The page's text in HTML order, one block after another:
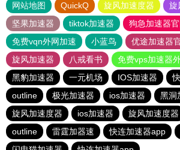
网站地图 QuickQ 旋风加速度器 旋
坚果加速器
tiktok加速器
狗急加速器官
免费vqn外网加速
小蓝鸟 优途加速器
旋风加速器
八戒看书
免费vps加速器
黑豹加速器
一元机场 IOS加速器
outline
极光加速器 ios加速器
黑洞
旋风加速度器
ios加速器 旋风加速度器
outline
雷霆加器速 快连加速器app